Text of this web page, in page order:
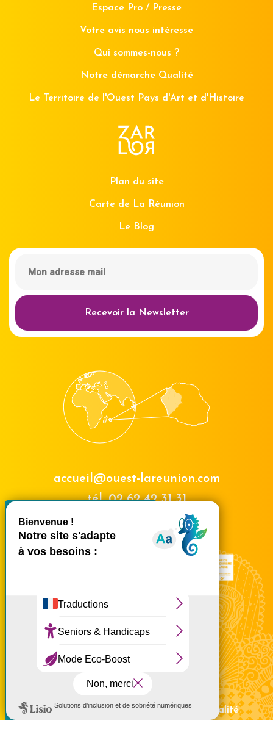
Tout accepter
Tout refuser
Masquer le
Espace Pro / Presse
Votre avis nous intéresse
Qui sommes-nous ?
Notre démarche Qualité
Le Territoire de l'Ouest Pays d'Art et d'Histoire
Plan du site
Carte de La Réunion
Le Blog
Recevoir la Newsletter
accueil@ouest-lareunion.com
tél.02 62 42 31 31
Nous rencontrer
Mentions légales Politique de confidentialité